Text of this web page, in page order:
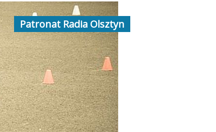
Patronat Radia Olsztyn